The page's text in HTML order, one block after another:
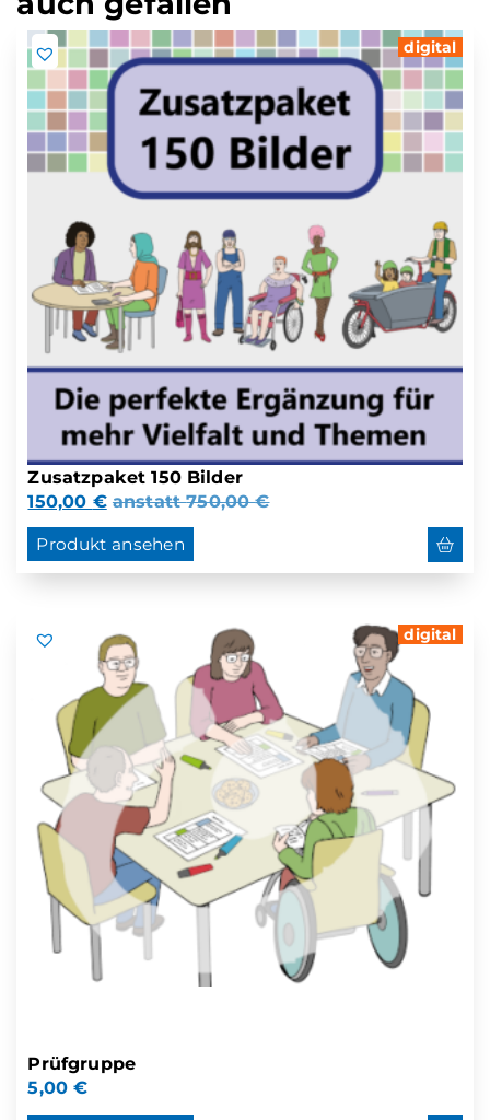
digital
Zusatzpaket 150 Bilder
150,00 € anstatt750,00€
Produkt ansehen
digital
Prüfgruppe
5,00€